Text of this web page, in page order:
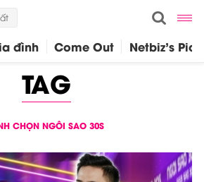
đình Come Out Netbiz's Pick
TAG
CHỌN NGÔI SAO 30S